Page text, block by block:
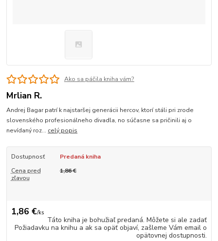
Ako sa páčila kniha vám?
Mrlian R.
Andrej Bagar patrí k najstaršej generácii hercov, ktorí stáli pri zrode
slovenského profesionálneho divadla, no súčasne sa pričinili aj o
nevídaný roz... celý popis
Dostupnosť
Predaná kniha
Cena pred
zľavou
1,86 €
1,86 €/ks
Táto kniha je bohužiaľ predaná. Môžete si ale zadať
Požiadavku na knihu a ak sa opäť objaví, zašleme Vám email o
opätovnej dostupnosti.